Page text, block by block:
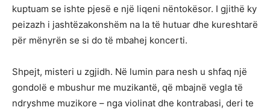
kuptuam se ishte pjesë e një liqeni nëntokësor. I gjithë ky
peizazh i jashtëzakonshëm na la të hutuar dhe kureshtarë
për mënyrën se si do të mbahej koncerti.
Shpejt, misteri u zgjidh. Në lumin para nesh u shfaq një
gondolë e mbushur me muzikantë, që mbajnë vegla të
ndryshme muzikore – nga violinat dhe kontrabasi, deri te